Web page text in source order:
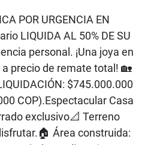
POR URGENCIA EN
LIQUIDA AL 50% DE SU
personal. ¡Una joya en
precio de remate total! 🏡
$745.000.000
COP).Espectacular Casa
exclusivo📐 Terreno
Área construida: